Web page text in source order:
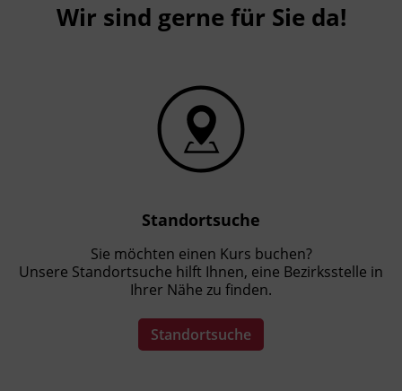
Wir sind gerne für Sie da!
Standortsuche
Sie möchten einen Kurs buchen?
Unsere Standortsuche hilft Ihnen, eine Bezirksstelle in
Ihrer Nähe zu finden.
Standortsuche